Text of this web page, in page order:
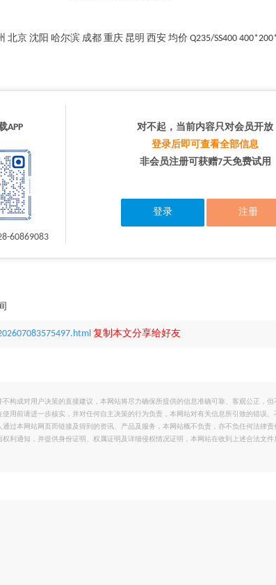
京 沈阳 哈尔滨 成都 重庆 昆明 西安 均价 Q235/SS400
APP
60869083
对不起，当前内容只对会员开放
登录后即可查看全部信息
非会员注册可获赠7天免费试用
登录 注册
复制本文分享给好友
构成对用户决策的直接建议，本网站将尽力确保所提供的信息准确可靠、客观公正，
用前请进一步核实，并对任何自主决策的行为负责，本网站对有关信息所引致的错误
过本网站网页而链接及得到的资讯、产品及服务，本网站概不负责，亦不负任何法律
利通知，并提供身份证明、权属证明及详细侵权情况证明，本网站在收到上述合法文